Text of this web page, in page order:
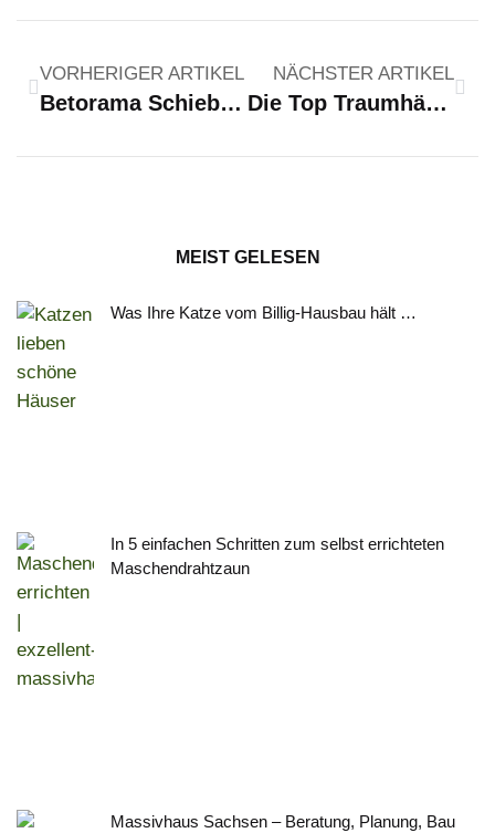
VORHERIGER ARTIKEL
Betorama Schiebetore
NÄCHSTER ARTIKEL
Die Top Traumhäuser in Deutschland
MEIST GELESEN
Was Ihre Katze vom Billig-Hausbau hält …
In 5 einfachen Schritten zum selbst errichteten
Maschendrahtzaun
Massivhaus Sachsen – Beratung, Planung, Bau